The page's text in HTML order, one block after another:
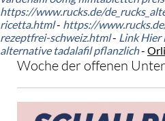
https://www.rucks.de/
ricetta.html- https://
rezeptfrei-schweiz.html- Link Hier
alternative tadalafil pflanzlich-
Woche der offenen